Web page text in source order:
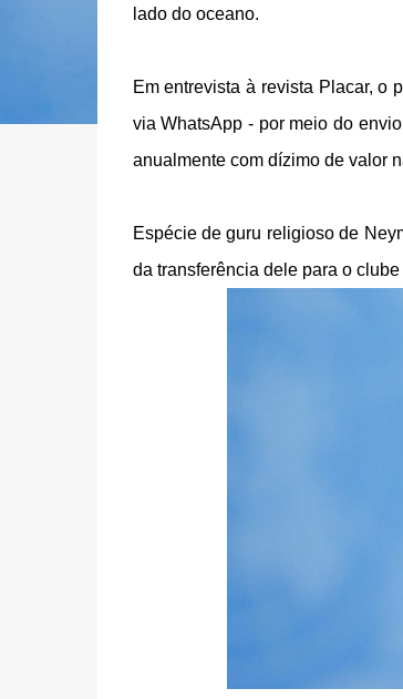
lado do oceano.
Em entrevista à revista Placar, o
via WhatsApp - por meio do
anualmente com dízimo de valor
Espécie de guru religioso de
da transferência dele para o clube